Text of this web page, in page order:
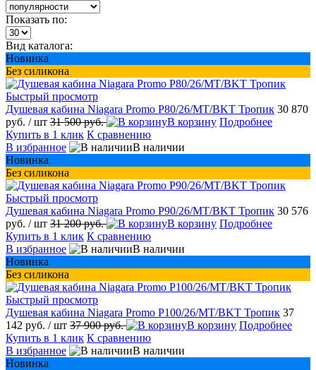
Показать по:
Вид каталога:
Новинка
Без силикона
Быстрый просмотр
Душевая кабина Niagara Promo P80/26/MT/BKT Тропик 30 870
руб. / шт 31 500 руб. В корзину Подробнее
Купить в 1 клик К сравнению
В избранное
В наличии
Новинка
Без силикона
Быстрый просмотр
Душевая кабина Niagara Promo P90/26/MT/BKT Тропик 30 576
руб. / шт 31 200 руб. В корзину Подробнее
Купить в 1 клик К сравнению
В избранное
В наличии
Новинка
Без силикона
Быстрый просмотр
Душевая кабина Niagara Promo P100/26/MT/BKT Тропик 37
142 руб. / шт 37 900 руб. В корзину Подробнее
Купить в 1 клик К сравнению
В избранное
В наличии
Новинка